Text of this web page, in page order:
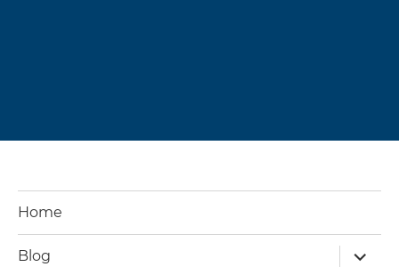
Home
Blog
öffnen